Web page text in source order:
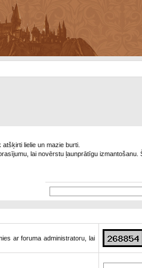
atšķirti lielie un mazie burti.
lai novērstu ļaunprātīgu
ar foruma administratoru, lai